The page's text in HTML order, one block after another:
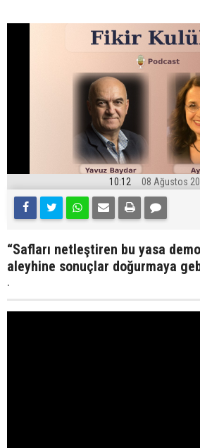
10:12 08 Ağustos
“Safları netleştiren bu yasa
aleyhine sonuçlar doğurmaya
.